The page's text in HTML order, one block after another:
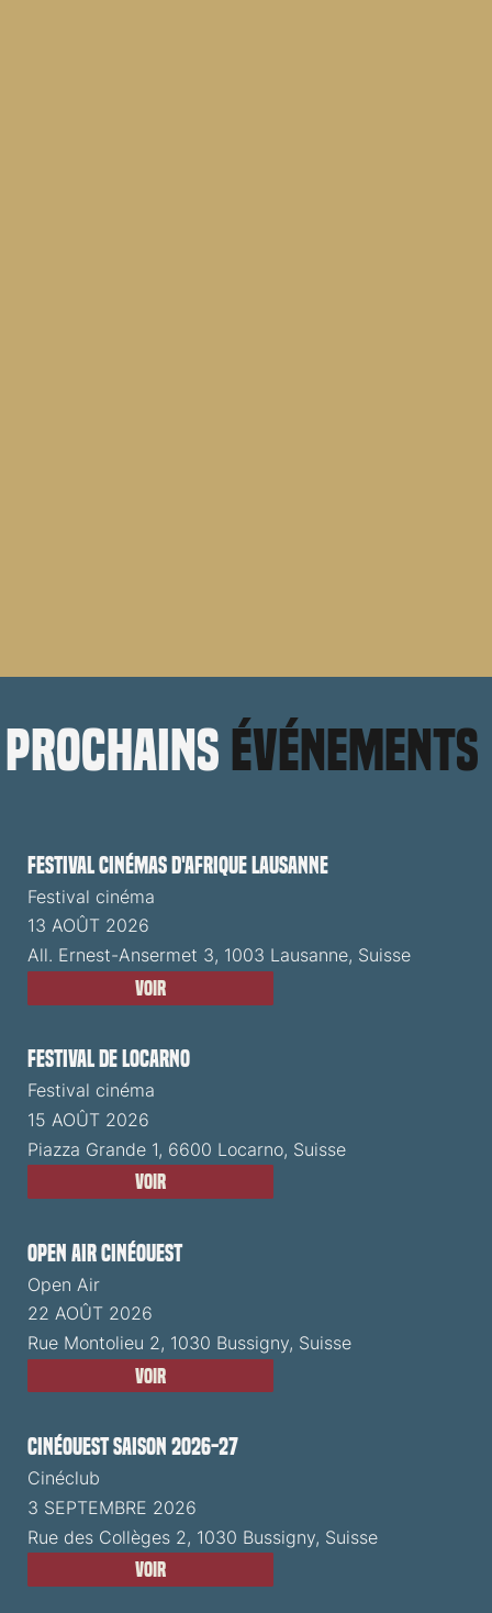
prochains événements
Festival cinémas d'Afrique Lausanne
Festival cinéma
13 AOÛT 2026
All. Ernest-Ansermet 3, 1003 Lausanne, Suisse
Voir
Festival de Locarno
Festival cinéma
15 AOÛT 2026
Piazza Grande 1, 6600 Locarno, Suisse
Voir
Open Air CinéOuest
Open Air
22 AOÛT 2026
Rue Montolieu 2, 1030 Bussigny, Suisse
Voir
CinéOuest Saison 2026-27
Cinéclub
3 SEPTEMBRE 2026
Rue des Collèges 2, 1030 Bussigny, Suisse
Voir